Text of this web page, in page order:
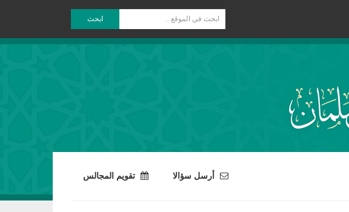
ابحث
أرسل سؤالا تقويم المجالس